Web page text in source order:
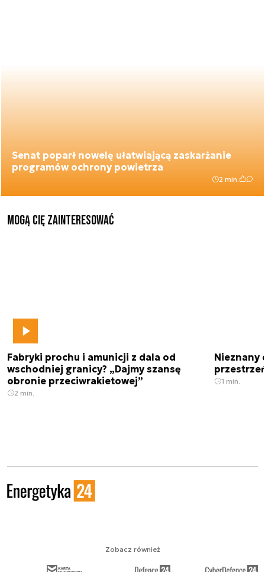
Senat poparł nowelę ułatwiającą zaskarżanie
programów ochrony powietrza
2 min.
Mogą Cię zainteresować
Fabryki prochu i amunicji z dala od
wschodniej granicy? „Dajmy szansę
obronie przeciwrakietowej”
2 min.
Nieznany
1 min.
Zobacz również